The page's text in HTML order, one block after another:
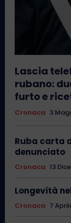
Lascia
rubano:
furto e
Cronaca 3
Ruba carta
denunciato
Cronaca 13
Longevità
Cronaca 7